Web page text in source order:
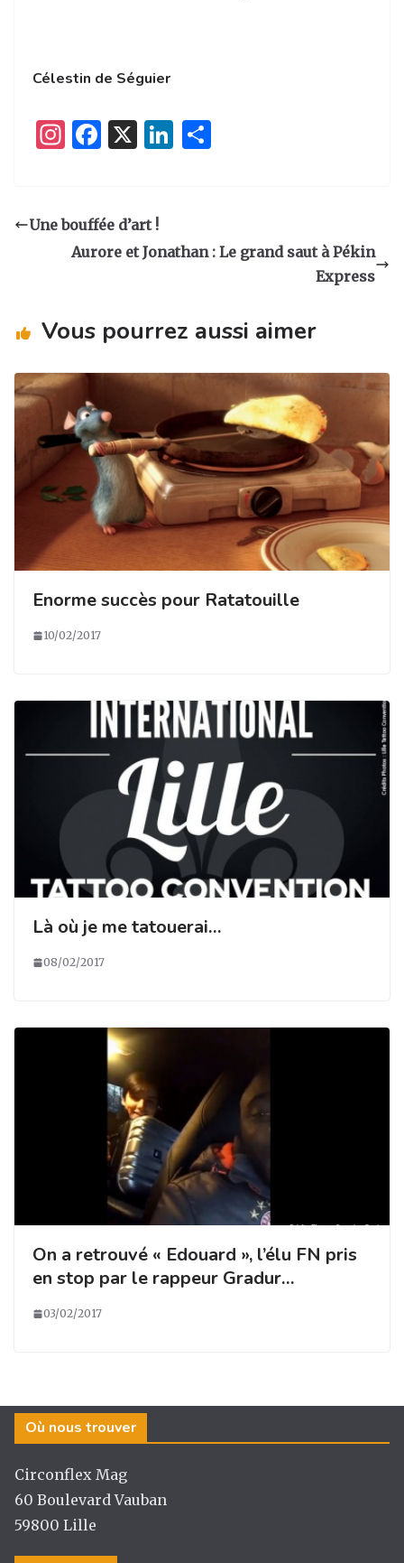
Célestin de Séguier
I
a
g
F
e
b
k
X
Li
dI er
Une bouffée d’art !
Aurore et Jonathan : Le grand saut à Pékin
Express
Vous pourrez aussi aimer
Enorme succès pour Ratatouille
10/02/2017
Là où je me tatouerai…
08/02/2017
On a retrouvé « Edouard », l’élu FN pris
en stop par le rappeur Gradur…
03/02/2017
Où nous trouver
Circonflex Mag
60 Boulevard Vauban
59800 Lille